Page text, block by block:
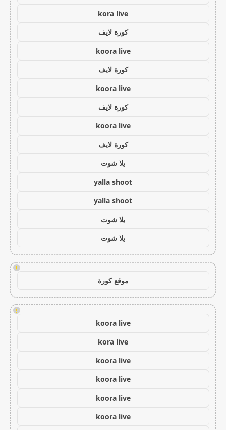
kora live
كورة لايف
koora live
كورة لايف
koora live
كورة لايف
koora live
كورة لايف
يلا شوت
yalla shoot
yalla shoot
يلا شوت
يلا شوت
!
موقع كورة
!
koora live
kora live
koora live
koora live
koora live
koora live